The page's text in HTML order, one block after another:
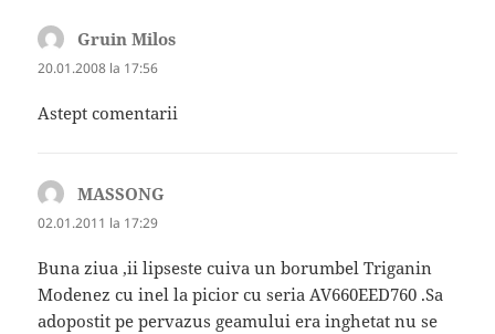
Gruin Milos
20.01.2008 la 17:56
Astept comentarii
MASSONG
02.01.2011 la 17:29
Buna ziua ,ii lipseste cuiva un borumbel Triganin
Modenez cu inel la picior cu seria AV660EED760 .Sa
adopostit pe pervazus geamului era inghetat nu se